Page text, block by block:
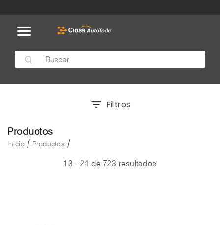
Filtros
Productos
Inicio / Productos /
13 - 24 de 723 resultados